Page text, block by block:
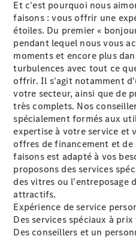
Benz Store
eSprinter
Tous les
eSprinter
eSprinter
Fourgon
eSprinter
Châssis
Cabine
Électrique
Configurateur
Mercedes-
Et c'est pourquoi nous
faisons : vous offrir une
étoiles. Du premier «
pendant lequel nous vous
moments et encore plus
turbulences avec tout ce
offrir. Il s'agit notamment
votre secteur, ainsi que de
très complets. Nos
spécialement formés aux
expertise à votre service et
offres de financement et de
faisons est adapté à vos
proposons des services
des vitres ou l'entreposage
attractifs.
Expérience de service
Des services spéciaux à
Des conseillers et un